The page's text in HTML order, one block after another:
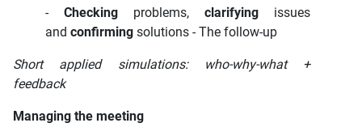
- Checking problems, clarifying issues
and confirming solutions - The follow-up
Short applied simulations: who-why-what +
feedback
Managing the meeting